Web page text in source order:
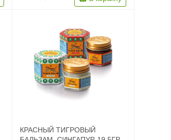
КРАСНЫЙ ТИГРОВЫЙ